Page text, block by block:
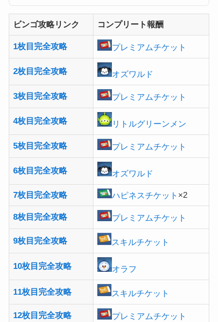
ビンゴ攻略リンク コンプリート報酬
1枚目完全攻略 プレミアムチケット
2枚目完全攻略 オズワルド
3枚目完全攻略 プレミアムチケット
4枚目完全攻略 リトルグリーンメン
5枚目完全攻略 プレミアムチケット
6枚目完全攻略 オズワルド
7枚目完全攻略 ハピネスチケット ×2
8枚目完全攻略 プレミアムチケット
9枚目完全攻略 スキルチケット
10枚目完全攻略 オラフ
11枚目完全攻略 スキルチケット
12枚目完全攻略 プレミアムチケット